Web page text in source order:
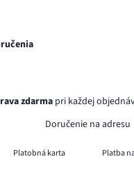
zdarma pri každej
Doručenie na adresu
Platobná karta Platba